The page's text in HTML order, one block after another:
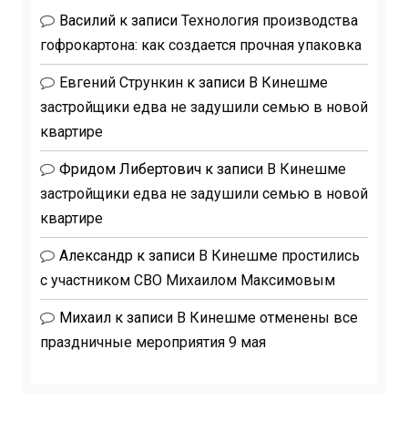
Василий к записи Технология производства
гофрокартона: как создается прочная упаковка
Евгений Стрункин к записи В Кинешме
застройщики едва не задушили семью в новой
квартире
Фридом Либертович к записи В Кинешме
застройщики едва не задушили семью в новой
квартире
Александр к записи В Кинешме простились
с участником СВО Михаилом Максимовым
Михаил к записи В Кинешме отменены все
праздничные мероприятия 9 мая